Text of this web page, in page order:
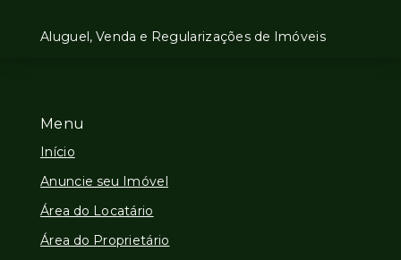
Menu
Início
Anuncie seu Imóvel
Área do Locatário
Área do Proprietário
Aluguel, Venda e Regularizações de Imóveis